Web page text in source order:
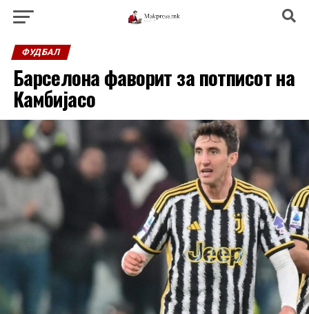
ФУДБАЛ
Барселона фаворит за потписот на
Камбијасо